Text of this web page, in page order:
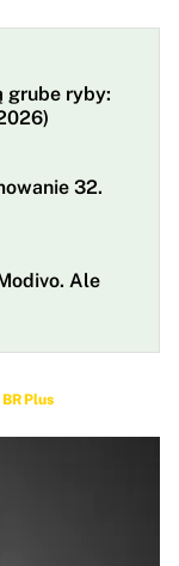
grube ryby:
32.
Ale
Plus